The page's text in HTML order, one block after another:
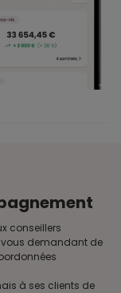
conseillers
vous demandant de
à ses clients de